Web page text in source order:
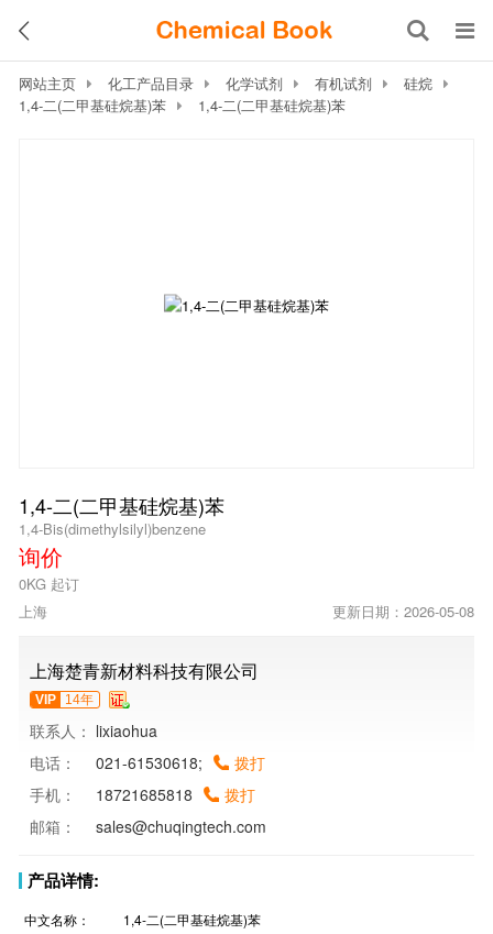
网站主页 化工产品目录 化学试剂 有机试剂
硅烷
1,4-二(二甲基硅烷基)苯
1,4-二(二甲基硅烷基)苯
1,4-二(二甲基硅烷基)苯
1,4-Bis(dimethylsilyl)benzene
询价
0KG 起订
上海
更新日期：2026-05-08
上海楚青新材料科技有限公司
VIP 14年
联系人： lixiaohua
电话：
021-61530618;
拨打
手机：
18721685818
拨打
邮箱：
sales@chuqingtech.com
产品详情:
中文名称：
1,4-二(二甲基硅烷基)苯